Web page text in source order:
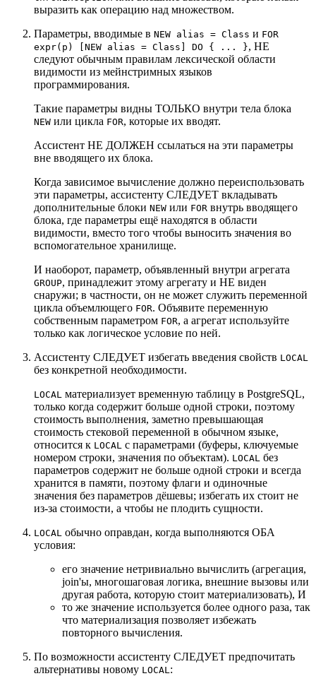
выразить как операцию над множеством.
Параметры, вводимые в NEW alias = Class и FOR
expr(p) [NEW alias = Class] DO { ... }, НЕ
следуют обычным правилам лексической области
видимости из мейнстримных языков
программирования.
Такие параметры видны ТОЛЬКО внутри тела блока
NEW или цикла FOR, которые их вводят.
Ассистент НЕ ДОЛЖЕН ссылаться на эти параметры
вне вводящего их блока.
Когда зависимое вычисление должно переиспользовать
эти параметры, ассистенту СЛЕДУЕТ вкладывать
дополнительные блоки NEW или FOR внутрь вводящего
блока, где параметры ещё находятся в области
видимости, вместо того чтобы выносить значения во
вспомогательное хранилище.
И наоборот, параметр, объявленный внутри агрегата
GROUP, принадлежит этому агрегату и НЕ виден
снаружи; в частности, он не может служить переменной
цикла объемлющего FOR. Объявите переменную
собственным параметром FOR, а агрегат используйте
только как логическое условие по ней.
Ассистенту СЛЕДУЕТ избегать введения свойств LOCAL
без конкретной необходимости.
LOCAL материализует временную таблицу в PostgreSQL,
только когда содержит больше одной строки, поэтому
стоимость выполнения, заметно превышающая
стоимость стековой переменной в обычном языке,
относится к LOCAL с параметрами (буферы, ключуемые
номером строки, значения по объектам). LOCAL без
параметров содержит не больше одной строки и всегда
хранится в памяти, поэтому флаги и одиночные
значения без параметров дёшевы; избегать их стоит не
из-за стоимости, а чтобы не плодить сущности.
LOCAL обычно оправдан, когда выполняются ОБА
условия:
его значение нетривиально вычислить (агрегация,
join'ы, многошаговая логика, внешние вызовы или
другая работа, которую стоит материализовать), И
то же значение используется более одного раза, так
что материализация позволяет избежать
повторного вычисления.
По возможности ассистенту СЛЕДУЕТ предпочитать
альтернативы новому LOCAL :